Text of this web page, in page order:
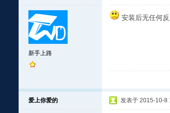
新手上路
安装后无任何
爱上你爱的 发表于 2015-10-8